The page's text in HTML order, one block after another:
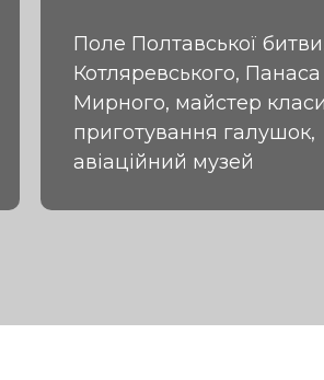
Поле Полтавської
Котляревського, Панаса
Мирного, майстер
приготування галушок,
авіаційний музей